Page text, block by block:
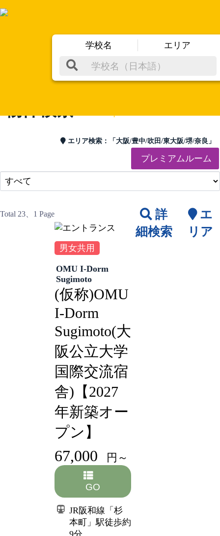
学校名
エリア
エリア検索： 「大阪/豊中/吹田/東大阪/堺/奈良」
プレミアムルーム
Total 23、1 Page
詳
細検索
エ
リア
男女共用
OMU I-Dorm
Sugimoto
(仮称)OMU
I-Dorm
Sugimoto(大
阪公立大学
国際交流宿
舎)【2027
年新築オー
プン】
67,000 円～
GO
JR阪和線「杉
本町」駅徒歩約
9分